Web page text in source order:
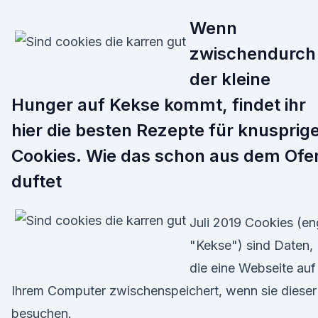
Wenn
zwischendurch
der kleine
Hunger auf Kekse kommt, findet ihr
hier die besten Rezepte für
Cookies. Wie das schon aus dem
duftet
Juli 2019 Cookies
"Kekse") sind Daten,
die eine Webseite auf
Ihrem Computer zwischenspeichert, wenn sie dieser
besuchen.